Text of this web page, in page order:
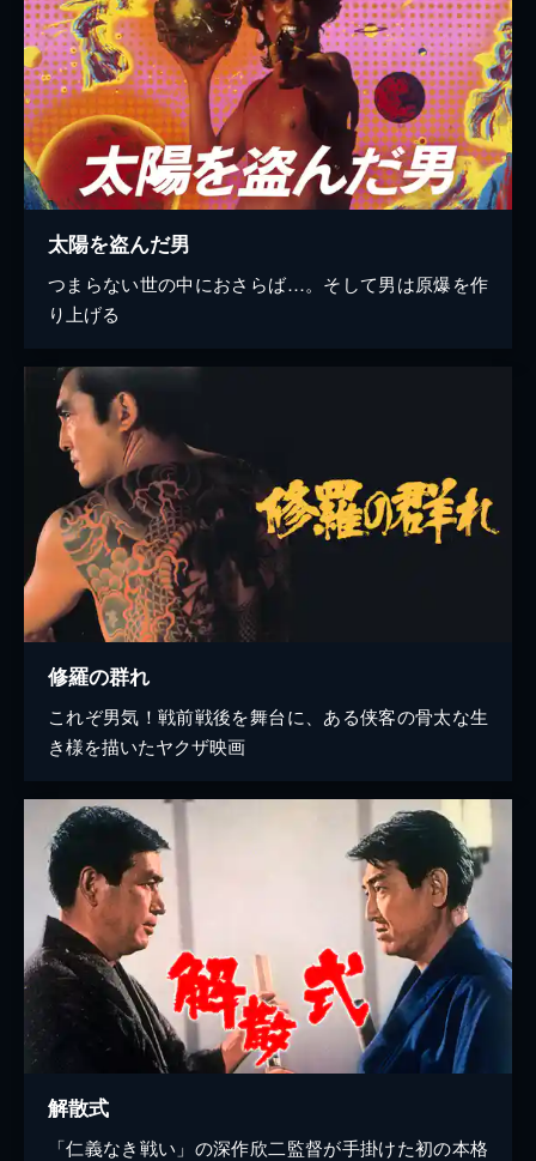
太陽を盗んだ男
つまらない世の中におさらば…。そして男は原爆を作
り上げる
修羅の群れ
これぞ男気！戦前戦後を舞台に、ある侠客の骨太な生
き様を描いたヤクザ映画
解散式
「仁義なき戦い」の深作欣二監督が手掛けた初の本格